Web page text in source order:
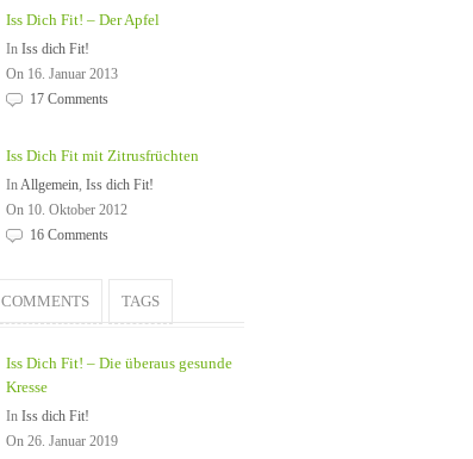
Iss Dich Fit! – Der Apfel
In Iss dich Fit!
On 16. Januar 2013
17 Comments
Iss Dich Fit mit Zitrusfrüchten
InAllgemein, Iss dich Fit!
On 10. Oktober 2012
16 Comments
COMMENTS TAGS
Iss Dich Fit! – Die überaus gesunde
Kresse
In Iss dich Fit!
On 26. Januar 2019